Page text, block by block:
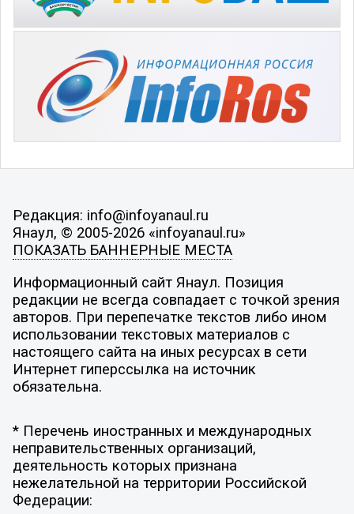
Редакция: info@infoyanaul.ru
Янаул, © 2005-2026 «infoyanaul.ru»
ПОКАЗАТЬ БАННЕРНЫЕ МЕСТА
Информационный сайт Янаул. Позиция
редакции не всегда совпадает с точкой зрения
авторов. При перепечатке текстов либо ином
использовании текстовых материалов с
настоящего сайта на иных ресурсах в сети
Интернет гиперссылка на источник
обязательна.
* Перечень иностранных и международных
неправительственных организаций,
деятельность которых признана
нежелательной на территории Российской
Федерации: